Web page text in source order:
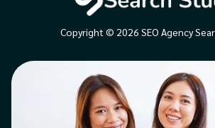
Copyright © 2026 SEO Agency